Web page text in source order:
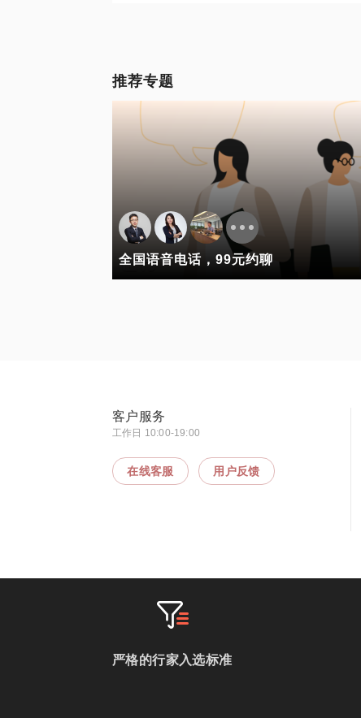
推荐专题
全国语音电话，99元约聊
客户服务
工作日 10:00-19:00
在线客服 用户反馈
严格的行家入选标准